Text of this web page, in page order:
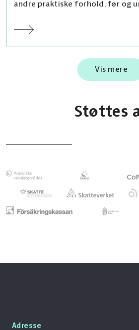
andre praktiske forhold, før og
Vis mere
Støttes
Adresse